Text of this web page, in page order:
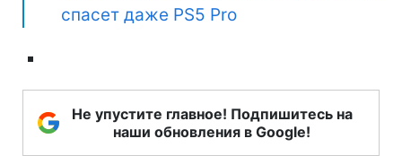
спасет даже PS5 Pro
Не упустите главное! Подпишитесь на
наши обновления в Google!